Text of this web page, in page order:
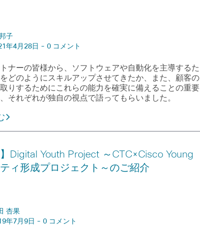
子
年4月28日 - 0 コメント
ナーの皆様から、ソフトウェアや自動化を主導するた
どのようにスキルアップさせてきたか、また、顧客の
りするためにこれらの能力を確実に備えることの重要
それぞれが独自の視点で語ってもらいました。
】Digital Youth Project ～CTC×Cisco Young
ィ形成プロジェクト～のご紹介
杏果
年7月9日 - 0 コメント